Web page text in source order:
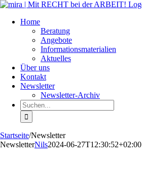
Zum
springenHome
Beratung
Angebote
Informationsmaterialien
Aktuelles
Über uns
Kontakt
Newsletter
Newsletter-Archiv
Suche
nach:
Startseite/Newsletter
NewsletterNils2024-06-27T12:30:52+02:00